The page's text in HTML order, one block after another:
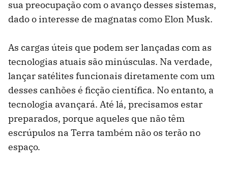
sua preocupação com o avanço desses sistemas,
dado o interesse de magnatas como Elon Musk.
As cargas úteis que podem ser lançadas com as
tecnologias atuais são minúsculas. Na verdade,
lançar satélites funcionais diretamente com um
desses canhões é ficção científica. No entanto, a
tecnologia avançará. Até lá, precisamos estar
preparados, porque aqueles que não têm
escrúpulos na Terra também não os terão no
espaço.